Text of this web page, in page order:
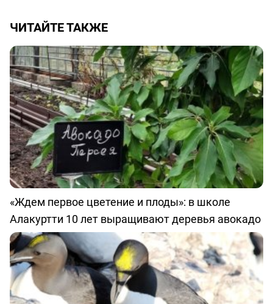
ЧИТАЙТЕ ТАКЖЕ
«Ждем первое цветение и плоды»: в школе
Алакуртти 10 лет выращивают деревья авокадо